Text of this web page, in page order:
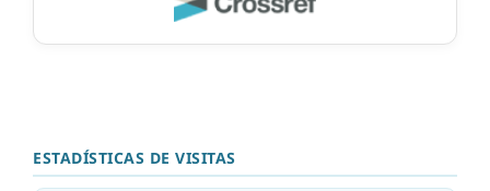
ESTADÍSTICAS DE VISITAS